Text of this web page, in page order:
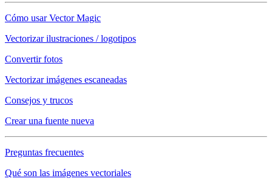
Cómo usar Vector Magic
Vectorizar ilustraciones / logotipos
Convertir fotos
Vectorizar imágenes escaneadas
Consejos y trucos
Crear una fuente nueva
Preguntas frecuentes
Qué son las imágenes vectoriales